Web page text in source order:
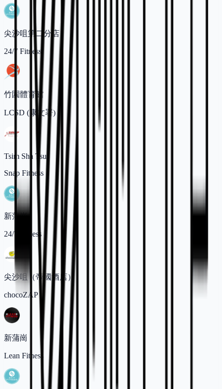
尖沙咀第二分店
24/7 Fitness
竹園體育館
LCSD (康文署)
Tsim Sha Tsui
Snap Fitness
新蒲崗
24/7 Fitness
尖沙咀（帝國酒店）
chocoZAP
新蒲崗
Lean Fitness